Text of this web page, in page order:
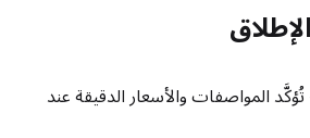
المواصفات والأسعار الدقيقة عند